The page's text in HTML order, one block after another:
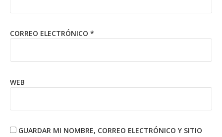
CORREO ELECTRÓNICO *
WEB
GUARDAR MI NOMBRE, CORREO ELECTRÓNICO Y SITIO